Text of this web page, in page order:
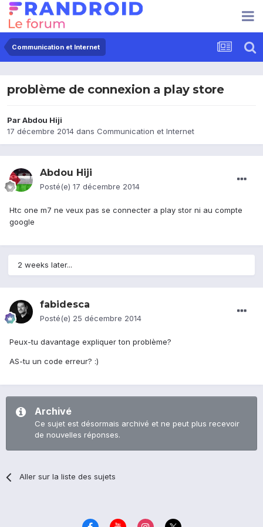
Communication et Internet
problème de connexion a play store
ParAbdou Hiji
17 décembre 2014 dans Communication et Internet
Abdou Hiji
Posté(e) 17 décembre 2014
Htc one m7 ne veux pas se connecter a play stor ni au compte
google
2 weeks later...
fabidesca
Posté(e) 25 décembre 2014
Peux-tu davantage expliquer ton problème?
AS-tu un code erreur? :)
Archivé
Ce sujet est désormais archivé et ne peut plus recevoir
de nouvelles réponses.
Aller sur la liste des sujets